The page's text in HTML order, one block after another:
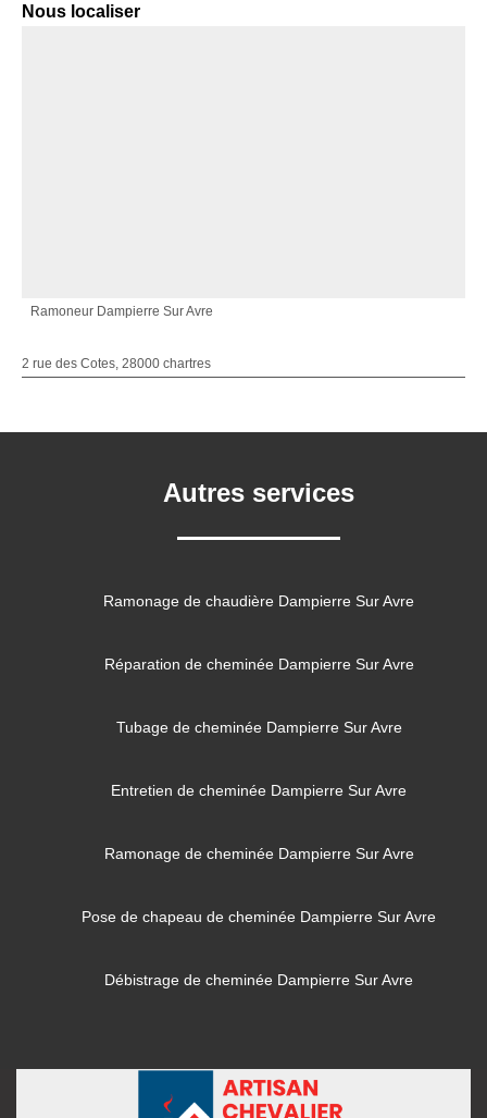
Nous localiser
Ramoneur Dampierre Sur Avre
2 rue des Cotes, 28000 chartres
Autres services
Ramonage de chaudière Dampierre Sur Avre
Réparation de cheminée Dampierre Sur Avre
Tubage de cheminée Dampierre Sur Avre
Entretien de cheminée Dampierre Sur Avre
Ramonage de cheminée Dampierre Sur Avre
Pose de chapeau de cheminée Dampierre Sur Avre
Débistrage de cheminée Dampierre Sur Avre